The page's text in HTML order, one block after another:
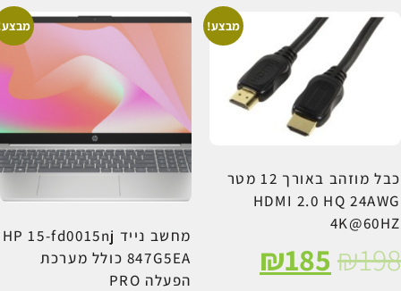
מבצע!
כבל מוזהב באורך 12 מטר
HDMI 2.0 HQ
₪
₪185
מבצע!
מחשב נייד HP 15-fd0015nj
847G5EA כולל מערכת
הפעלה PRO